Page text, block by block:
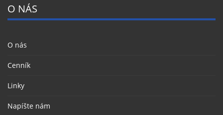
O NÁS
O nás
Cenník
Linky
Napíšte nám